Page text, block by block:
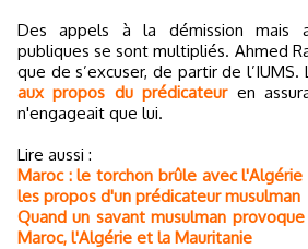
Des appels à la démission mais
publiques se sont multipliés. Ahmed
que de s’excuser, de partir de l’IUMS.
aux propos du prédicateuren
n'engageait que lui.
Lire aussi :
Maroc : le torchon brûle avec
les propos d'un prédicateur musulman
Quand un savant musulman
Maroc, l'Algérie et la Mauritanie